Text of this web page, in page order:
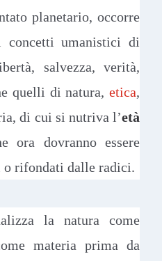
planetario, occorre
umanistici di
salvezza, verità,
quelli di natura, etica,
di cui si nutriva l’età
ora dovranno essere
o rifondati dalle radici.
la natura come
materia prima da